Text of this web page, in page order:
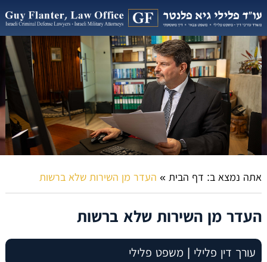
אתה נמצא ב: דף הבית » העדר מן השירות שלא ברשות
העדר מן השירות שלא ברשות
עורך דין פלילי | משפט פלילי